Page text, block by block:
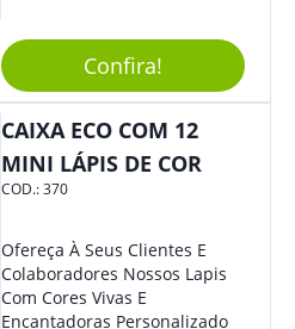
Anotações Com Post-It E
Caneta. Elaborado A Partir De
Material Reciclado, O Brinde
Também É Prático, Tornando-
Se Assim Excelente Para Uso
Cotidiano. Perfeito, Não É?!
Confira!
CAIXA ECO COM 12
MINI LÁPIS DE COR
COD.:370
Ofereça À Seus Clientes E
Colaboradores Nossos Lapis
Com Cores Vivas E
Encantadoras Personalizado